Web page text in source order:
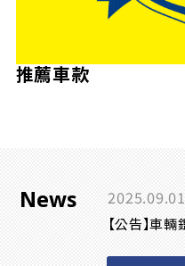
推薦車款
News 2025.09.01
【公告】車